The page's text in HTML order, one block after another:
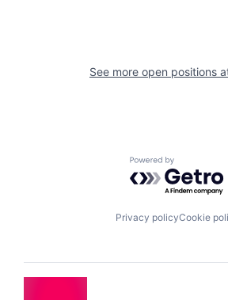
See more open positions
Powered by
Privacy policyCookie